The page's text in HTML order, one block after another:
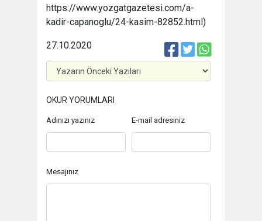
https://www.yozgatgazetesi.com/a-
kadir-capanoglu/24-kasim-82852.html)
27.10.2020
OKUR YORUMLARI
Adınızı yazınız E-mail adresiniz
Mesajınız